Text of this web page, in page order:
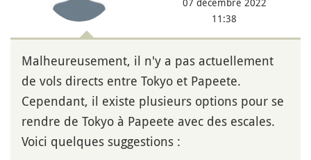
11:38
Malheureusement, il n'y a pas actuellement
de vols directs entre Tokyo et Papeete.
Cependant, il existe plusieurs options pour se
rendre de Tokyo à Papeete avec des escales.
Voici quelques suggestions :